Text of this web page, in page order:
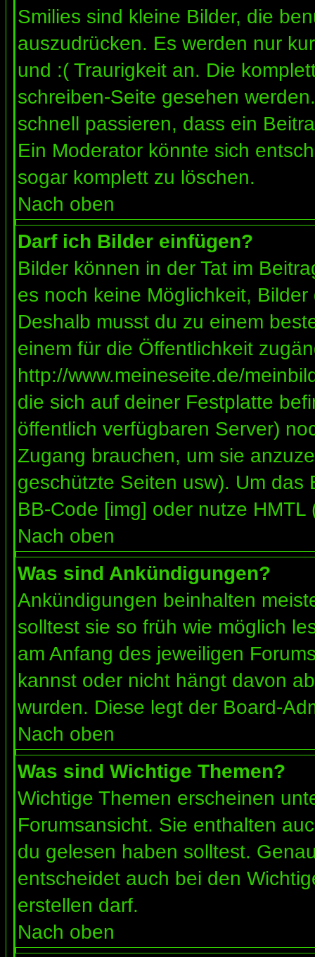
Smilies sind kleine Bilder, die
auszudrücken. Es werden nur
und :( Traurigkeit an. Die
schreiben-Seite gesehen
schnell passieren, dass ein
Ein Moderator könnte sich
sogar komplett zu löschen.
Nach oben
Darf ich Bilder einfügen?
Bilder können in der Tat im
es noch keine Möglichkeit,
Deshalb musst du zu einem
einem für die Öffentlichkeit
http://www.meineseite.de/
die sich auf deiner Festplatte
öffentlich verfügbaren Server)
Zugang brauchen, um sie
geschützte Seiten usw). Um
BB-Code [img] oder nutze HMTL
Nach oben
Was sind Ankündigungen?
Ankündigungen beinhalten
solltest sie so früh wie möglich
am Anfang des jeweiligen
kannst oder nicht hängt davon
wurden. Diese legt der Board-
Nach oben
Was sind Wichtige Themen?
Wichtige Themen erscheinen
Forumsansicht. Sie enthalten
du gelesen haben solltest.
entscheidet auch bei den
erstellen darf.
Nach oben